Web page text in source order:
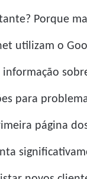
Porque
utilizam o
para
página